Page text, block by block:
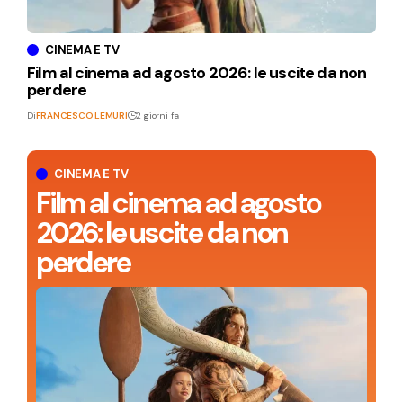
CINEMA E TV
Film al cinema ad agosto
2026: le uscite da non
perdere
CINEMA E TV
Film al cinema ad agosto 2026: le uscite da non
perdere
DiFRANCESCO LEMURI 2 giorni fa